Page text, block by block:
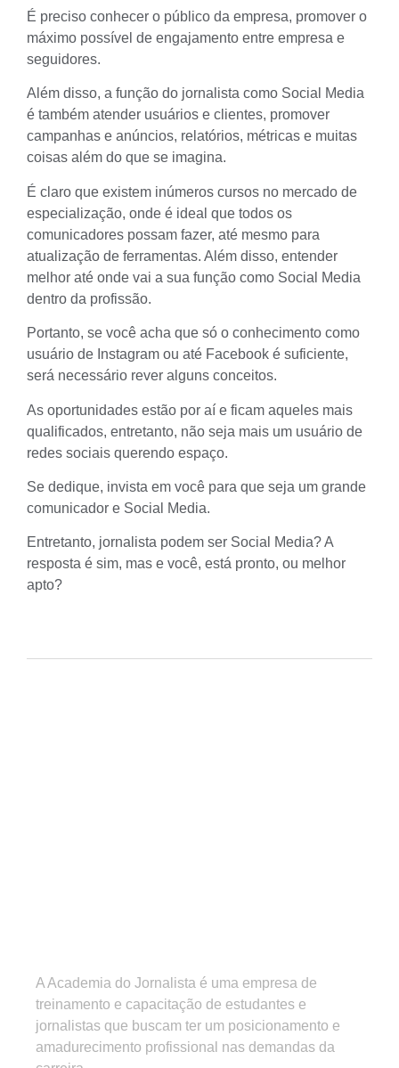
É preciso conhecer o público da empresa, promover o
máximo possível de engajamento entre empresa e
seguidores.
Além disso, a função do jornalista como Social Media
é também atender usuários e clientes, promover
campanhas e anúncios, relatórios, métricas e muitas
coisas além do que se imagina.
É claro que existem inúmeros cursos no mercado de
especialização, onde é ideal que todos os
comunicadores possam fazer, até mesmo para
atualização de ferramentas. Além disso, entender
melhor até onde vai a sua função como Social Media
dentro da profissão.
Portanto, se você acha que só o conhecimento como
usuário de Instagram ou até Facebook é suficiente,
será necessário rever alguns conceitos.
As oportunidades estão por aí e ficam aqueles mais
qualificados, entretanto, não seja mais um usuário de
redes sociais querendo espaço.
Se dedique, invista em você para que seja um grande
comunicador e Social Media.
Entretanto, jornalista podem ser Social Media? A
resposta é sim, mas e você, está pronto, ou melhor
apto?
A Academia do Jornalista é uma empresa de
treinamento e capacitação de estudantes e
jornalistas que buscam ter um posicionamento e
amadurecimento profissional nas demandas da